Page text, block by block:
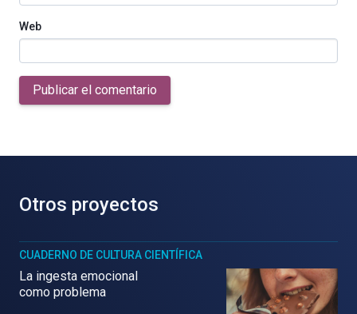
Web
Publicar el comentario
Otros proyectos
CUADERNO DE CULTURA CIENTÍFICA
La ingesta emocional
como problema